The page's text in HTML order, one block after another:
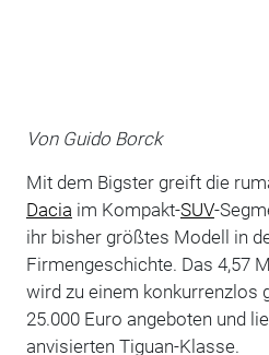
Von Guido Borck
Mit dem Bigster greift die
Dacia im Kompakt-SUV-
ihr bisher größtes Modell in
Firmengeschichte. Das 4,57
wird zu einem konkurrenzlos
25.000 Euro angeboten und
anvisierten Tiguan-Klasse.